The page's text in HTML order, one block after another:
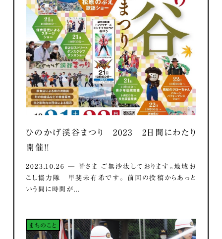
ひのかげ渓谷まつり 2023 2日間にわたり
開催！！
2023.10.26 ― 皆さま ご無沙汰しております。地域お
こし協力隊 甲斐未有希です。 前回の投稿からあっと
いう間に時間が...
まちのこと